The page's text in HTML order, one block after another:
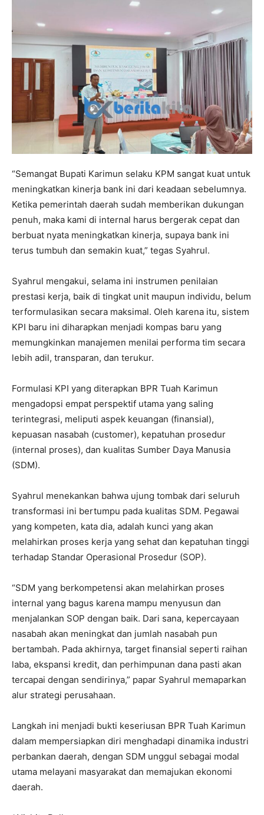
“Semangat Bupati Karimun selaku KPM sangat kuat untuk
meningkatkan kinerja bank ini dari keadaan sebelumnya.
Ketika pemerintah daerah sudah memberikan dukungan
penuh, maka kami di internal harus bergerak cepat dan
berbuat nyata meningkatkan kinerja, supaya bank ini
terus tumbuh dan semakin kuat,” tegas Syahrul.
Syahrul mengakui, selama ini instrumen penilaian
prestasi kerja, baik di tingkat unit maupun individu, belum
terformulasikan secara maksimal. Oleh karena itu, sistem
KPI baru ini diharapkan menjadi kompas baru yang
memungkinkan manajemen menilai performa tim secara
lebih adil, transparan, dan terukur.
Formulasi KPI yang diterapkan BPR Tuah Karimun
mengadopsi empat perspektif utama yang saling
terintegrasi, meliputi aspek keuangan (finansial),
kepuasan nasabah (customer), kepatuhan prosedur
(internal proses), dan kualitas Sumber Daya Manusia
(SDM).
Syahrul menekankan bahwa ujung tombak dari seluruh
transformasi ini bertumpu pada kualitas SDM. Pegawai
yang kompeten, kata dia, adalah kunci yang akan
melahirkan proses kerja yang sehat dan kepatuhan tinggi
terhadap Standar Operasional Prosedur (SOP).
“SDM yang berkompetensi akan melahirkan proses
internal yang bagus karena mampu menyusun dan
menjalankan SOP dengan baik. Dari sana, kepercayaan
nasabah akan meningkat dan jumlah nasabah pun
bertambah. Pada akhirnya, target finansial seperti raihan
laba, ekspansi kredit, dan perhimpunan dana pasti akan
tercapai dengan sendirinya,” papar Syahrul memaparkan
alur strategi perusahaan.
Langkah ini menjadi bukti keseriusan BPR Tuah Karimun
dalam mempersiapkan diri menghadapi dinamika industri
perbankan daerah, dengan SDM unggul sebagai modal
utama melayani masyarakat dan memajukan ekonomi
daerah.